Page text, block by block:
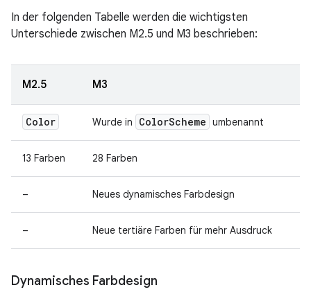
In der folgenden Tabelle werden die wichtigsten
Unterschiede zwischen M2.5 und M3 beschrieben:
M2.5 M3
Color Wurde in ColorScheme umbenannt
13 Farben 28 Farben
– Neues dynamisches Farbdesign
– Neue tertiäre Farben für mehr Ausdruck
Dynamisches Farbdesign